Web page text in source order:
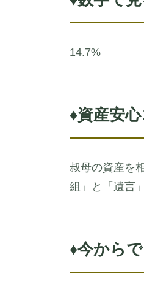
14.7%
♦資産安
叔母の資産を
組」と「遺言
♦今から